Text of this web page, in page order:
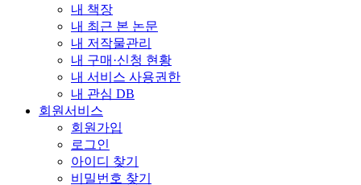
내 책장
내 최근 본 논문
내 저작물관리
내 구매·신청 현황
내 서비스 사용권한
내 관심 DB
회원서비스
회원가입
로그인
아이디 찾기
비밀번호 찾기